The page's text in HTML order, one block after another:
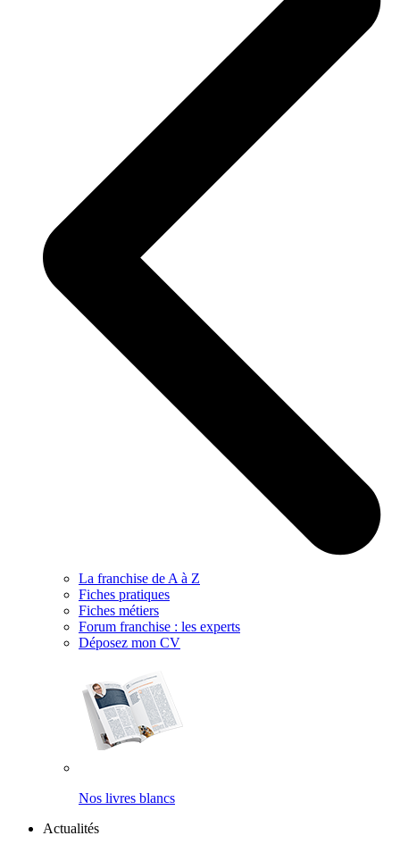
La franchise de A à Z
Fiches pratiques
Fiches métiers
Forum franchise : les experts
Déposez mon CV
Nos livres blancs
Actualités